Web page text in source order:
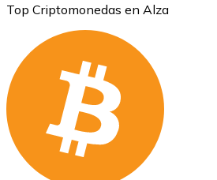
Top Criptomonedas en Alza